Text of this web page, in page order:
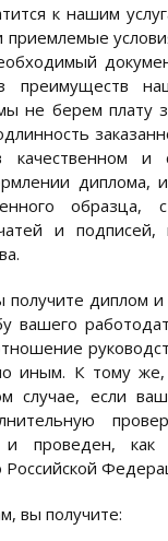
к нашим
преимуществ
не берем плату
и
диплома,
образца,
и подписей,
получите диплом
вашего
иным. К тому
случае, если
и проведен,
Российской
вы получите: